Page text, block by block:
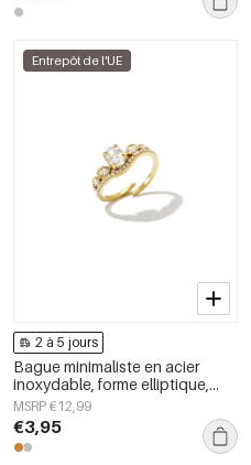
Entrepôt de l'UE
2 à 5 jours
Bague minimaliste en acier
inoxydable, forme elliptique,
collection Simple Daily Simple,
bijoux pour femmes
MSRP €12,99
€3,95